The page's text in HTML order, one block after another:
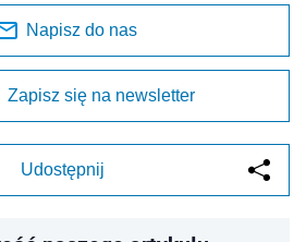
Napisz do nas
Zapisz się na newsletter
Udostępnij